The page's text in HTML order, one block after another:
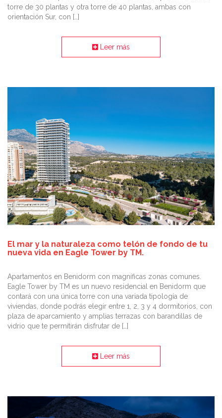
torre de 30 plantas y otra torre de 40 plantas, ambas con
orientación Sur, con […]
Leer más
El mar y la naturaleza como telón de fondo de tu
nueva vida en Eagle Tower by TM.
Apartamentos en Benidorm con magníficas zonas comunes.
Eagle Tower by TM es un nuevo residencial en Benidorm que
contará con una única torre con una variada tipología de
viviendas, donde podrás elegir entre 1, 2, 3 y 4 dormitorios, con
plaza de aparcamiento y amplias terrazas con barandillas de
vidrio que te permitirán disfrutar de […]
Leer más